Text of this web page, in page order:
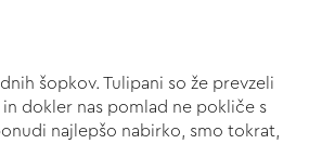
šopkov. Tulipani so že prevzeli
dokler nas pomlad ne pokliče s
najlepšo nabirko, smo tokrat,